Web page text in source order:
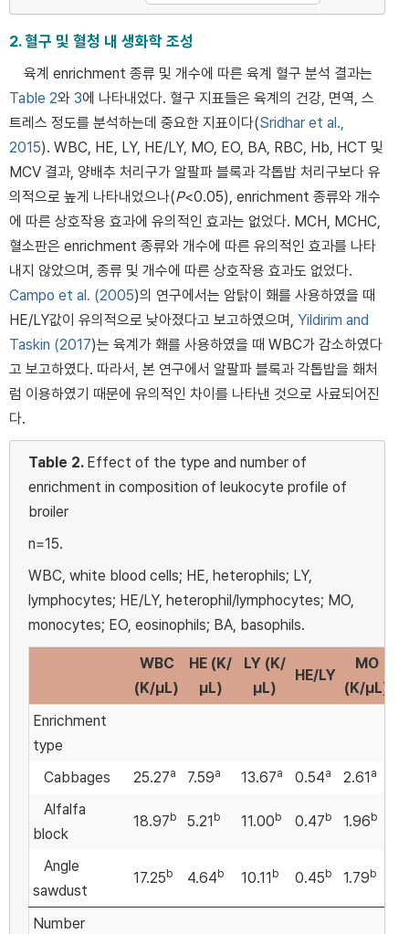
2. 혈구 및 혈청 내 생화학 조성
육계 enrichment 종류 및 개수에 따른 육계 혈구 분석 결과는
Table 2와 3에 나타내었다. 혈구 지표들은 육계의 건강, 면역, 스
트레스 정도를 분석하는데 중요한 지표이다(Sridhar et al.,
2015). WBC, HE, LY, HE/LY, MO, EO, BA, RBC, Hb, HCT 및
MCV 결과, 양배추 처리구가 알팔파 블록과 각톱밥 처리구보다 유
의적으로 높게 나타내었으나(P<0.05), enrichment 종류와 개수
에 따른 상호작용 효과에 유의적인 효과는 없었다. MCH, MCHC,
혈소판은 enrichment 종류와 개수에 따른 유의적인 효과를 나타
내지 않았으며, 종류 및 개수에 따른 상호작용 효과도 없었다.
Campo et al. (2005)의 연구에서는 암탉이 홰를 사용하였을 때
HE/LY값이 유의적으로 낮아졌다고 보고하였으며, Yildirim and
Taskin (2017)는 육계가 홰를 사용하였을 때 WBC가 감소하였다
고 보고하였다. 따라서, 본 연구에서 알팔파 블록과 각톱밥을 홰처
럼 이용하였기 때문에 유의적인 차이를 나타낸 것으로 사료되어진
다.
Table 2. Effect of the type and number of
enrichment in composition of leukocyte profile of
broiler
n=15.
WBC, white blood cells; HE, heterophils; LY,
lymphocytes; HE/LY, heterophil/lymphocytes; MO,
monocytes; EO, eosinophils; BA, basophils.
WBC
(K/μL)
HE (K/
μL)
LY (K/
μL)
HE/LY
MO
(K/μL)
Enrichment
type
Cabbages
25.27a 7.59a 13.67a 0.54a 2.61 a
Alfalfa
block
18.97 b 5.21 b 11.00 b 0.47 b 1.96 b
Angle
sawdust
17.25 b 4.64 b 10.11 b 0.45 b 1.79 b
Number